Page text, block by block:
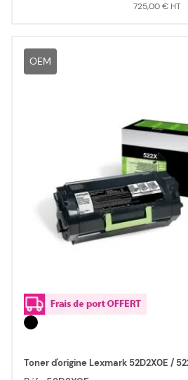
725,00 €
OEM
Toner d'origine Lexmark 52D2X0E /